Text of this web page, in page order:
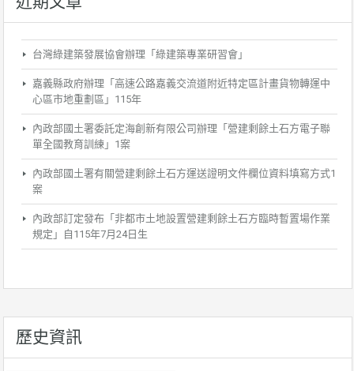
台灣綠建築發展協會辦理「綠建築專業研習會」
嘉義縣政府辦理「高速公路嘉義交流道附近特定區計畫貨物轉運中
心區市地重劃區」115年
內政部國土署委託定海創新有限公司辦理「營建剩餘土石方電子聯
單全國教育訓練」1案
內政部國土署有關營建剩餘土石方運送證明文件欄位資料填寫方式1
案
內政部訂定發布「非都市土地設置營建剩餘土石方臨時暫置場作業
規定」自115年7月24日生
歷史資訊